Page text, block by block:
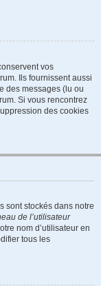
vos
Ils fournissent aussi
des messages (lu ou
Si vous rencontrez
des cookies
sont stockés dans notre
de l’utilisateur
nom d’utilisateur en
tous les